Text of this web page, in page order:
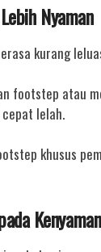
Nyaman
kurang
footstep atau
lelah.
khusus